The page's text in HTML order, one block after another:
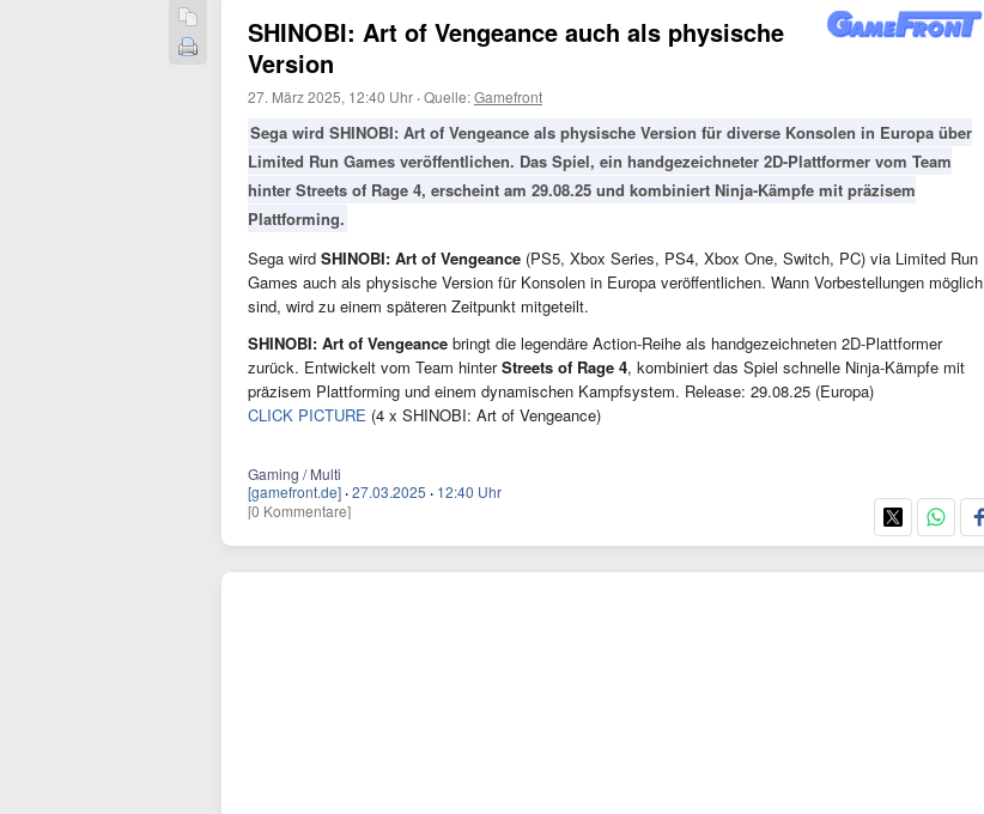
SHINOBI: Art of Vengeance auch als physische
Version
27. März 2025, 12:40 Uhr ·Quelle:Gamefront
Sega wird SHINOBI: Art of Vengeance als physische Version für diverse Konsolen in Europa über
Limited Run Games veröffentlichen. Das Spiel, ein handgezeichneter 2D-Plattformer vom Team
hinter Streets of Rage 4, erscheint am 29.08.25 und kombiniert Ninja-Kämpfe mit präzisem
Plattforming.
Sega wird SHINOBI: Art of Vengeance (PS5, Xbox Series, PS4, Xbox One, Switch, PC) via Limited Run
Games auch als physische Version für Konsolen in Europa veröffentlichen. Wann Vorbestellungen möglich
sind, wird zu einem späteren Zeitpunkt mitgeteilt.
SHINOBI: Art of Vengeance bringt die legendäre Action-Reihe als handgezeichneten 2D-Plattformer
zurück. Entwickelt vom Team hinterStreets of Rage 4, kombiniert das Spiel schnelle Ninja-Kämpfe mit
präzisem Plattforming und einem dynamischen Kampfsystem. Release: 29.08.25 (Europa)
CLICK PICTURE (4 x SHINOBI: Art of Vengeance)
Gaming / Multi
[gamefront.de] ·27.03.2025 · 12:40 Uhr
[0 Kommentare]